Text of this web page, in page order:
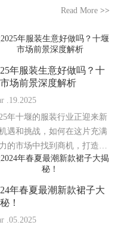
Read More>>
年服装生意好做吗？十
场前景深度解析
.19.2025
年十堰的服装行业正迎来新
遇和挑战，如何在这片充满
的市场中找到商机，打造成
服装生意...
年春夏最潮新款裙子大
！
.05.2025